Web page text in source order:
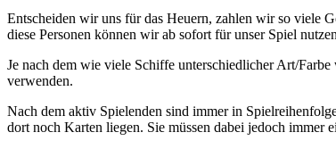
Entscheiden wir uns für das Heuern, zahlen wir so viele
diese Personen können wir ab sofort für unser Spiel
Je nach dem wie viele Schiffe unterschiedlicher Art/
verwenden.
Nach dem aktiv Spielenden sind immer in
dort noch Karten liegen. Sie müssen dabei jedoch immer